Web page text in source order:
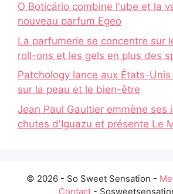
O Boticário combine l'ube et la
nouveau parfum Egeo
La parfumerie se concentre sur
roll-ons et les gels en plus des
Patchology lance aux États-
sur la peau et le bien-être
Jean Paul Gaultier emmène ses
chutes d'Iguazu et présente Le
© 2026 - So Sweet Sensation -
Contact -